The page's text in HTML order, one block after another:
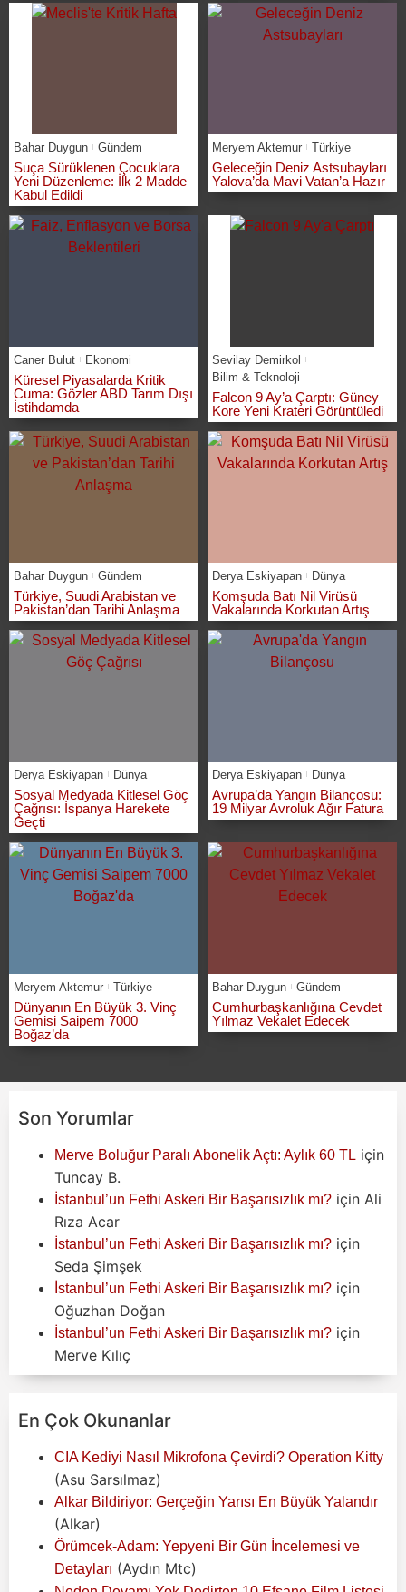
Bahar Duygun Gündem
Suça Sürüklenen Çocuklara
Yeni Düzenleme: İlk 2 Madde
Kabul Edildi
Meryem Aktemur Türkiye
Geleceğin Deniz Astsubayları
Yalova’da Mavi Vatan’a Hazır
Caner Bulut Ekonomi
Küresel Piyasalarda Kritik
Cuma: Gözler ABD Tarım Dışı
İstihdamda
Sevilay Demirkol
Bilim & Teknoloji
Falcon 9 Ay’a Çarptı: Güney
Kore Yeni Krateri Görüntüledi
Bahar Duygun Gündem
Türkiye, Suudi Arabistan ve
Pakistan’dan Tarihi Anlaşma
Derya Eskiyapan Dünya
Komşuda Batı Nil Virüsü
Vakalarında Korkutan Artış
Derya Eskiyapan Dünya
Sosyal Medyada Kitlesel Göç
Çağrısı: İspanya Harekete
Geçti
Derya Eskiyapan Dünya
Avrupa’da Yangın Bilançosu:
19 Milyar Avroluk Ağır Fatura
Meryem Aktemur Türkiye
Dünyanın En Büyük 3. Vinç
Gemisi Saipem 7000
Boğaz’da
Bahar Duygun Gündem
Cumhurbaşkanlığına Cevdet
Yılmaz Vekalet Edecek
Son Yorumlar
Merve Boluğur Paralı Abonelik Açtı: Aylık 60 TL için
Tuncay B.
İstanbul’un Fethi Askeri Bir Başarısızlık mı? için Ali
Rıza Acar
İstanbul’un Fethi Askeri Bir Başarısızlık mı? için
Seda Şimşek
İstanbul’un Fethi Askeri Bir Başarısızlık mı? için
Oğuzhan Doğan
İstanbul’un Fethi Askeri Bir Başarısızlık mı? için
Merve Kılıç
En Çok Okunanlar
CIA Kediyi Nasıl Mikrofona Çevirdi? Operation Kitty
(Asu Sarsılmaz)
Alkar Bildiriyor: Gerçeğin Yarısı En Büyük Yalandır
(Alkar)
Örümcek-Adam: Yepyeni Bir Gün İncelemesi ve
Detayları (Aydın Mtc)